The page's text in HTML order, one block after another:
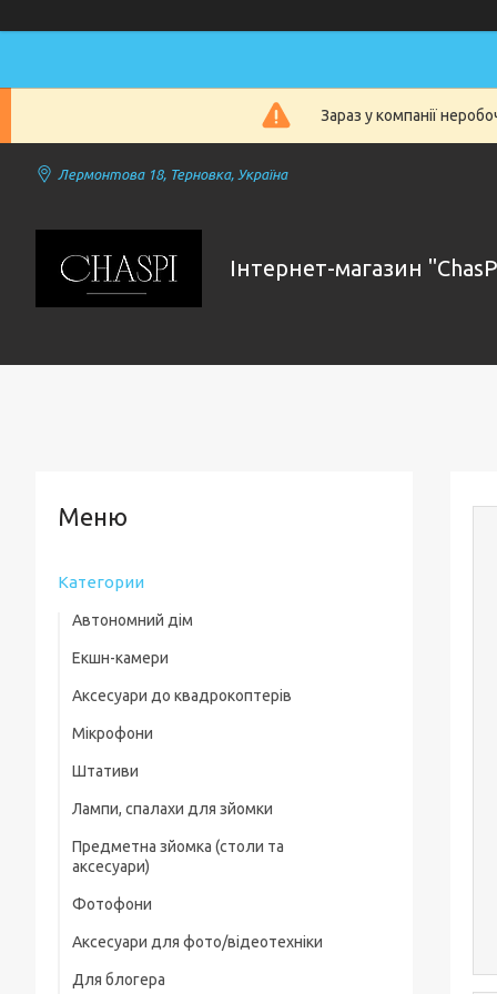
Зараз у компанії
Лермонтова 18, Терновка, Україна
Інтернет-магазин
Категории
Автономний дім
Екшн-камери
Аксесуари до квадрокоптерів
Комплектуючі для квадрокоптерів
Кейси для квадрокоптерів
Фільтри, лінзи
Пропелери та захист
Зарядні пристрої
Скидання вантажу
Мікрофони
Штативи
Лампи, спалахи для зйомки
Предметна зйомка (столи та
аксесуари)
Предметні столи
Лайткуби (фотобокси)
Аксесуари для предметного знімання
Фотофони
Аксесуари для фото/відеотехніки
Фільтри, лінзи
Для блогера